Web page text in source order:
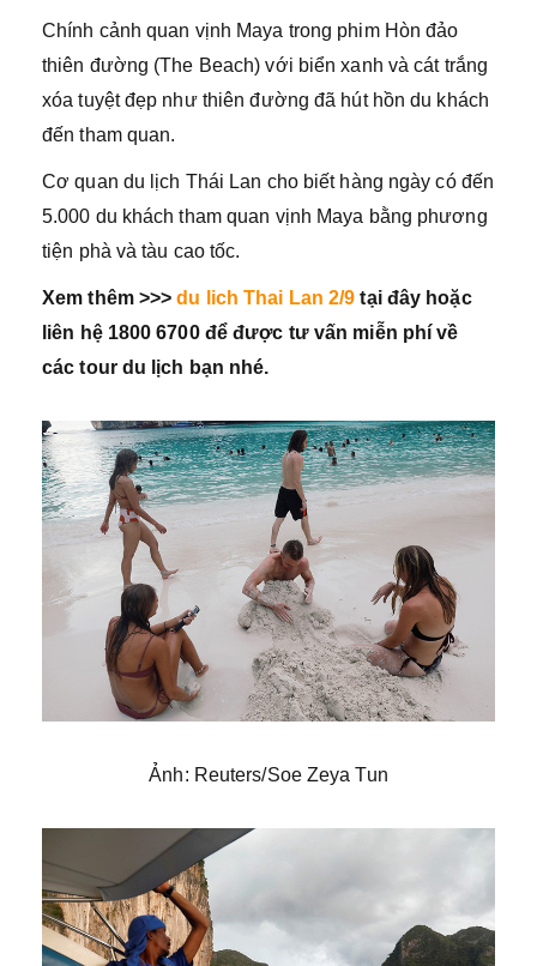
Chính cảnh quan vịnh Maya trong phim Hòn đảo
thiên đường (The Beach) với biển xanh và cát trắng
xóa tuyệt đẹp như thiên đường đã hút hồn du khách
đến tham quan.
Cơ quan du lịch Thái Lan cho biết hàng ngày có đến
5.000 du khách tham quan vịnh Maya bằng phương
tiện phà và tàu cao tốc.
Xem thêm >>>du lich Thai Lan 2/9 tại đây hoặc
liên hệ 1800 6700 để được tư vấn miễn phí về
các tour du lịch bạn nhé.
Ảnh: Reuters/Soe Zeya Tun